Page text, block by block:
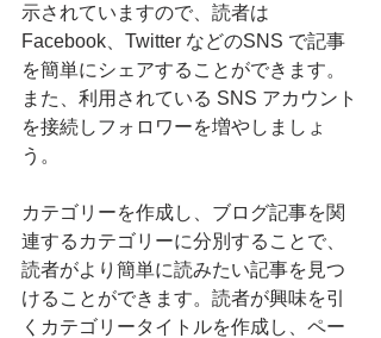
示されていますので、読者は
Facebook、Twitter などのSNS で記事
を簡単にシェアすることができます。
また、利用されている SNS アカウント
を接続しフォロワーを増やしましょ
う。
カテゴリーを作成し、ブログ記事を関
連するカテゴリーに分別することで、
読者がより簡単に読みたい記事を見つ
けることができます。読者が興味を引
くカテゴリータイトルを作成し、ペー